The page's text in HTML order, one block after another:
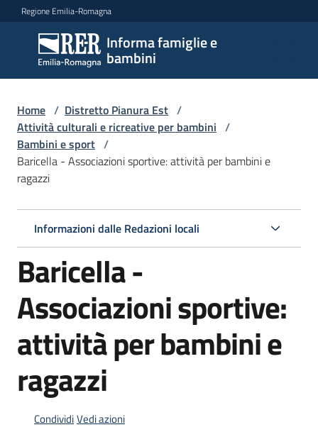
Vai al contenuto
Vai alla navigazione
Vai al footer
Regione Emilia-Romagna
Informa famiglie e
bambini
Informa
famiglie
e
bambini
Argomenti
Servizi
Centri
per
le
famiglie
locali
Home / Distretto Pianura Est /
Attività culturali e ricreative per bambini /
Bambini e sport /
Baricella - Associazioni sportive: attività per bambini e
ragazzi
Informazioni dalle Redazioni locali
Baricella -
Associazioni sportive:
attività per bambini e
ragazzi
CondividiVedi azioni